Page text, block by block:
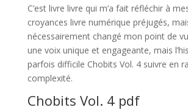
C’est livre livre qui m’a fait réfléchir à
croyances livre numérique préjugés,
nécessairement changé mon point de
une voix unique et engageante, mais
parfois difficile Chobits Vol. 4 suivre en
complexité.
Chobits Vol. 4 pdf